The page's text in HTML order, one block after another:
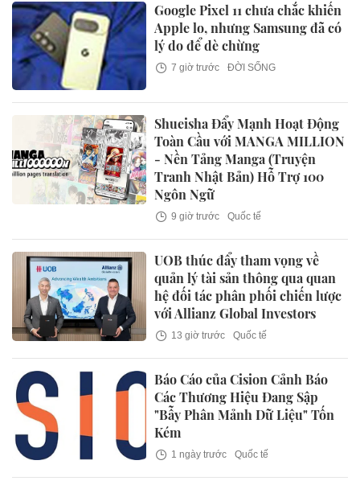
Google Pixel 11 chưa chắc khiến
Apple lo, nhưng Samsung đã có
lý do để dè chừng
7 giờ trước ĐỜI SỐNG
Shueisha Đẩy Mạnh Hoạt Động
Toàn Cầu với MANGA MILLION
- Nền Tảng Manga (Truyện
Tranh Nhật Bản) Hỗ Trợ 100
Ngôn Ngữ
9 giờ trước Quốc tế
UOB thúc đẩy tham vọng về
quản lý tài sản thông qua quan
hệ đối tác phân phối chiến lược
với Allianz Global Investors
13 giờ trước Quốc tế
Báo Cáo của Cision Cảnh Báo
Các Thương Hiệu Đang Sập
"Bẫy Phân Mảnh Dữ Liệu" Tốn
Kém
1 ngày trước Quốc tế